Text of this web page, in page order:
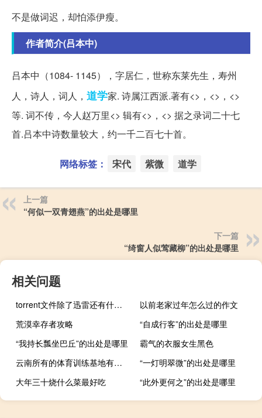
不是做词迟，却怕添伊瘦。
作者简介(吕本中)
吕本中（1084- 1145），字居仁，世称东莱先生，寿州
人，诗人，词人， 道学家. 诗属江西派.著有<>，<>，<>
等. 词不传，今人赵万里<> 辑有<>，<> 据之录词二十七
首.吕本中诗数量较大，约一千二百七十首。
网络标签： 宋代 紫微 道学
上一篇
“何似一双青翅燕”的出处是哪里
下一篇
“绮窗人似莺藏柳”的出处是哪里
相关问题
torrent文件除了迅雷还有什么软件可以打开（store torrent是怎么了）
以前老家过年怎么过的作文
荒漠幸存者攻略
“自成行客”的出处是哪里
“我持长瓢坐巴丘”的出处是哪里
霸气的衣服女生黑色
云南所有的体育训练基地有哪些
“一灯明翠微”的出处是哪里
大年三十烧什么菜最好吃
“此外更何之”的出处是哪里